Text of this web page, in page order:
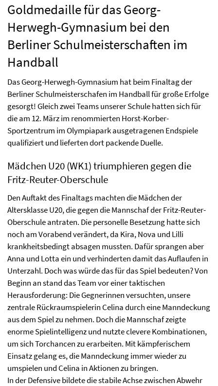
Goldmedaille für das Georg-
Herwegh-Gymnasium bei den
Berliner Schulmeisterschaften im
Handball
Das Georg-Herwegh-Gymnasium hat beim Finaltag der
Berliner Schulmeisterschafen im Handball für große Erfolge
gesorgt! Gleich zwei Teams unserer Schule hatten sich für
die am 12. März im renommierten Horst-Korber-
Sportzentrum im Olympiapark ausgetragenen Endspiele
qualifiziert und lieferten dort packende Duelle.
Mädchen U20 (WK1) triumphieren gegen die
Fritz-Reuter-Oberschule
Den Auftakt des Finaltags machten die Mädchen der
Altersklasse U20, die gegen die Mannschaf der Fritz-Reuter-
Oberschule antraten. Die personelle Besetzung hatte sich
noch am Vorabend verändert, da Kira, Nova und Lilli
krankheitsbedingt absagen mussten. Dafür sprangen aber
Anna und Lotta ein und verhinderten damit das Auflaufen in
Unterzahl. Doch was würde das für das Spiel bedeuten? Von
Beginn an stand das Team vor einer taktischen
Herausforderung: Die Gegnerinnen versuchten, unsere
zentrale Rückraumspielerin Celina durch eine Manndeckung
aus dem Spiel zu nehmen. Doch die Mannschaf zeigte
enorme Spielintelligenz und nutzte clevere Kombinationen,
um sich Torchancen zu erarbeiten. Mit kämpferischem
Einsatz gelang es, die Manndeckung immer wieder zu
umspielen und Celina in Aktionen zu bringen.
In der Defensive bildete die stabile Achse zwischen Abwehr